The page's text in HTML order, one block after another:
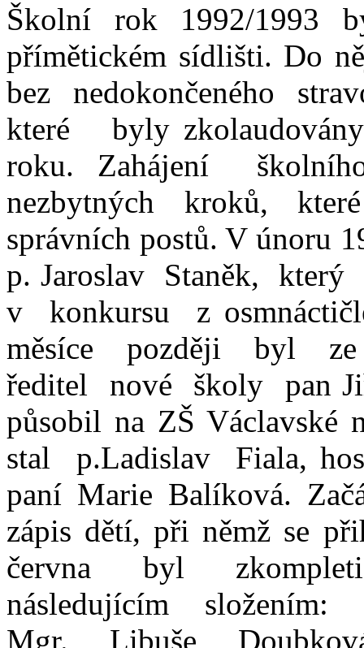
Školní rok 1992/1993
přímětickém sídlišti. Do
bez nedokončeného
které byly
roku. Zahájení
nezbytných kroků,
správních postů. V
p. Jaroslav Staněk,
v konkursu z
měsíce později byl ze
ředitel nové školy pan
působil na ZŠ Václavské
stal p.Ladislav Fiala,
paní Marie Balíková.
zápis dětí, při němž se
června byl
následujícím složením:
Mgr. Libuše